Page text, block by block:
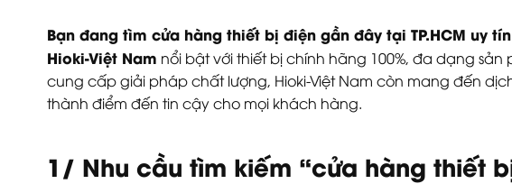
Bạn đang tìm cửa hàng thiết bị điện gần đây tại TP.HCM uy
Hioki-Việt Nam nổi bật với thiết bị chính hãng 100%, đa dạng
cung cấp giải pháp chất lượng, Hioki-Việt Nam còn mang đến
thành điểm đến tin cậy cho mọi khách hàng.
1/ Nhu cầu tìm kiếm “cửa hàng thiết